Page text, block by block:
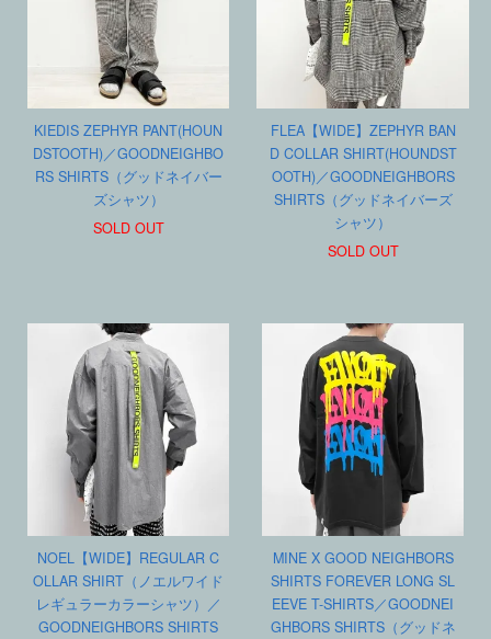
KIEDIS ZEPHYR PANT(HOUN
DSTOOTH)／GOODNEIGHBO
RS SHIRTS（グッドネイバー
ズシャツ）
SOLD OUT
FLEA【WIDE】ZEPHYR BAN
D COLLAR SHIRT(HOUNDST
OOTH)／GOODNEIGHBORS
SHIRTS（グッドネイバーズ
シャツ）
SOLD OUT
NOEL【WIDE】REGULAR C
OLLAR SHIRT（ノエルワイド
レギュラーカラーシャツ）／
GOODNEIGHBORS SHIRTS
MINE X GOOD NEIGHBORS
SHIRTS FOREVER LONG SL
EEVE T-SHIRTS／GOODNEI
GHBORS SHIRTS（グッドネ